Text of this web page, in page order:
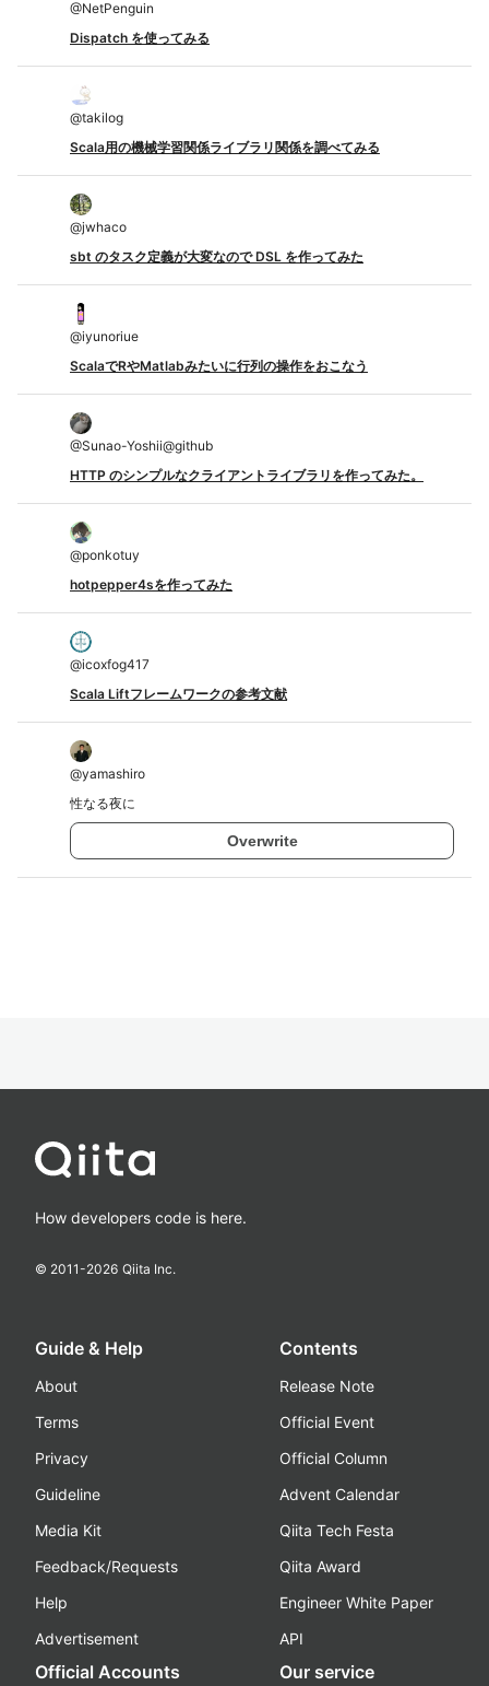
@NetPenguin
Dispatch を使ってみる
@takilog
Scala用の機械学習関係ライブラリ関係を調べてみる
@jwhaco
sbt のタスク定義が大変なので DSL を作ってみた
@iyunoriue
ScalaでRやMatlabみたいに行列の操作をおこなう
@Sunao-Yoshii@github
HTTP のシンプルなクライアントライブラリを作ってみた。
@ponkotuy
hotpepper4sを作ってみた
@icoxfog417
Scala Liftフレームワークの参考文献
@yamashiro
性なる夜に
Overwrite
How developers code is here.
© 2011-2026 Qiita Inc.
Guide & Help
About
Terms
Privacy
Guideline
Media Kit
Feedback/Requests
Help
Advertisement
Contents
Release Note
Official Event
Official Column
Advent Calendar
Qiita Tech Festa
Qiita Award
Engineer White Paper
API
Official Accounts Our service